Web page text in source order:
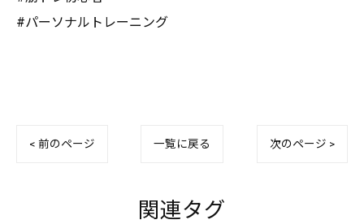
#パーソナルトレーニング
< 前のページ 一覧に戻る 次のページ >
関連タグ